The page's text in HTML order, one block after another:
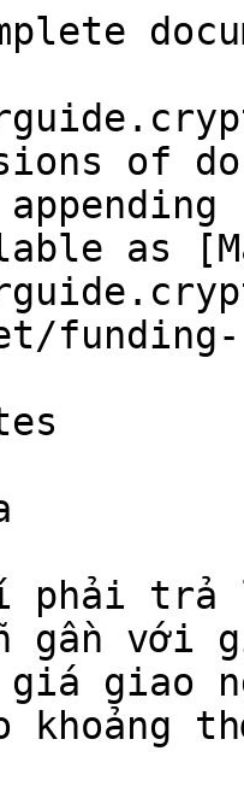
of
as
trả
với
giao
khoảng